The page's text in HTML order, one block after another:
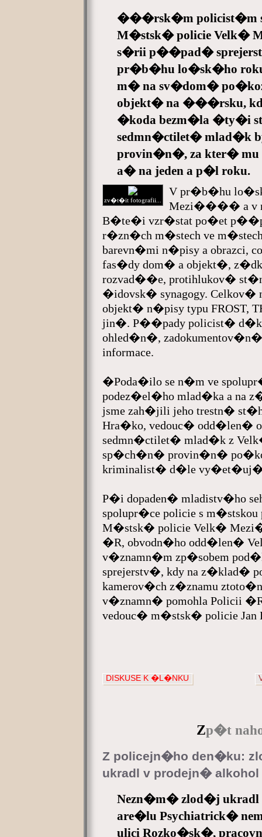
���rsk�m policist�m
M�stsk� policie Velk�
s�rii p��pad�
pr�b�hu lo�sk�ho roku
m� na sv�dom�
objekt� na ���rsku,
�koda bezm�la �ty�i
sedmn�ctilet� mlad�k
provin�n�, za kter� mu
a� na jeden a p�l roku.
zv�t�it fotografii...
V pr�b�hu
Mezi���� a v
B�te�i vzr�stat po�et
r�zn�ch m�stech ve
barevn�mi n�pisy a obrazci,
fas�dy dom� a objekt�,
rozvad��e, protihlukov�
�idovsk� synagogy. Celkov�
objekt� n�pisy typu FROST,
jin�. P��pady policist�
ohled�n�,
informace.
�Poda�ilo se n�m ve
podez�el�ho mlad�ka a
jsme zah�jili jeho trestn�
Hra�ko, vedouc� odd�len�
sedmn�ctilet� mlad�k z
sp�ch�n� provin�n�
kriminalist� d�le
P�i dopaden� mladistv�ho
spolupr�ce policie s
M�stsk� policie Velk�
�R, obvodn�ho odd�len�
v�znamn�m zp�sobem
sprejerstv�, kdy na z�klad�
kamerov�ch z�znamu
v�znamn� pomohla Policii
vedouc� m�stsk� policie Jan
DISKUSE K �L�NKU
Zp�t
Z policejn�ho den�ku:
ukradl v prodejn� alkohol
Nezn�m� zlod�j
are�lu Psychiatrick�
ulici Rozko�sk�,